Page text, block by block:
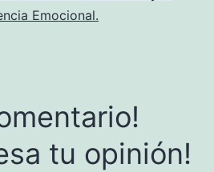
Emocional.
tu opinión!